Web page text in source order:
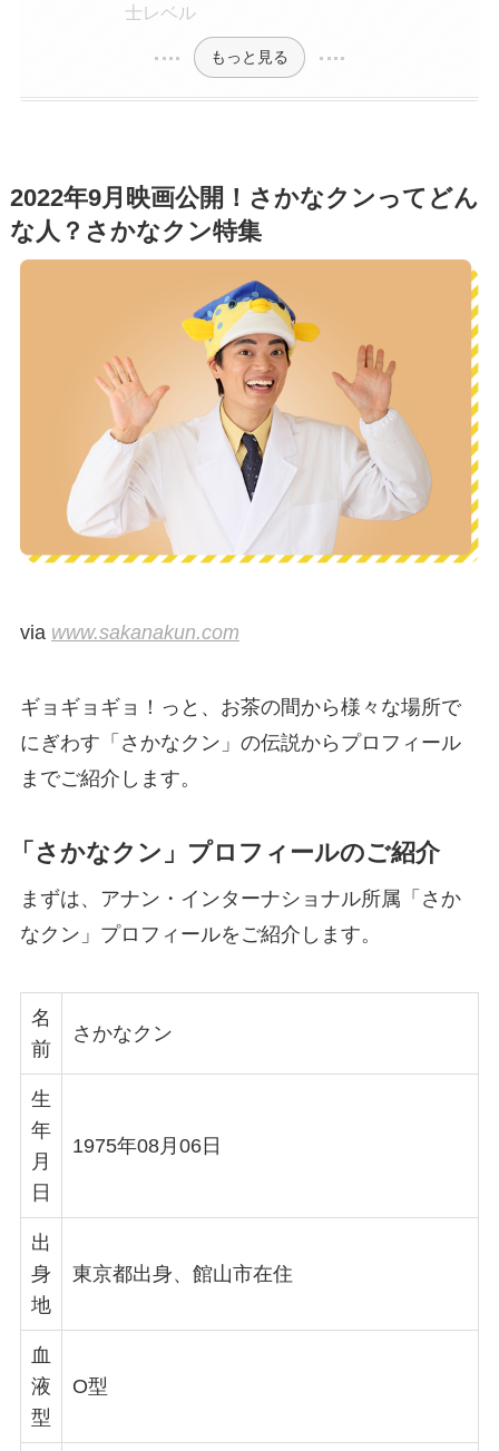
士レベル
もっと見る
2022年9月映画公開！さかなクンってどん
な人？さかなクン特集
via www.sakanakun.com
ギョギョギョ！っと、お茶の間から様々な場所で
にぎわす「さかなクン」の伝説からプロフィール
までご紹介します。
「さかなクン」プロフィールのご紹介
まずは、アナン・インターナショナル所属「さか
なクン」プロフィールをご紹介します。
名
前
さかなクン
生
年
月
日
1975年08月06日
出
身
地
東京都出身、館山市在住
血
液
型
O型